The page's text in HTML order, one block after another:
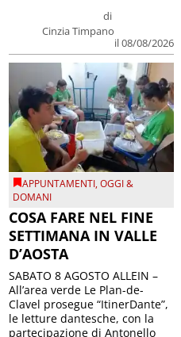
di
Cinzia Timpano
il 08/08/2026
APPUNTAMENTI,OGGI &
DOMANI
COSA FARE NEL FINE
SETTIMANA IN VALLE
D’AOSTA
SABATO 8 AGOSTO ALLEIN –
All’area verde Le Plan-de-
Clavel prosegue “ItinerDante”,
le letture dantesche, con la
partecipazione di Antonello